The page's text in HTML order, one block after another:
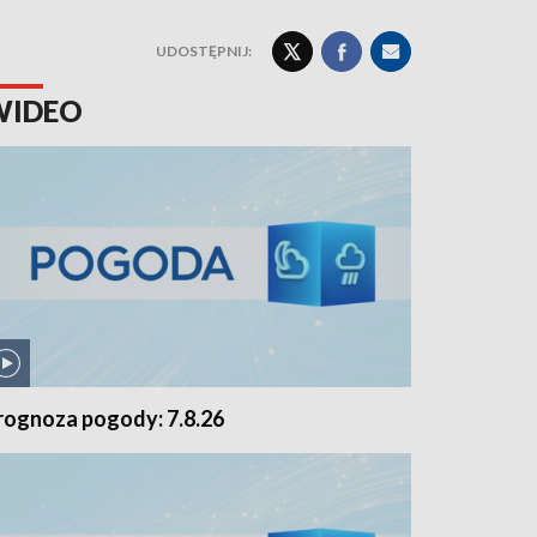
UDOSTĘPNIJ:
pogody: 7.8.26